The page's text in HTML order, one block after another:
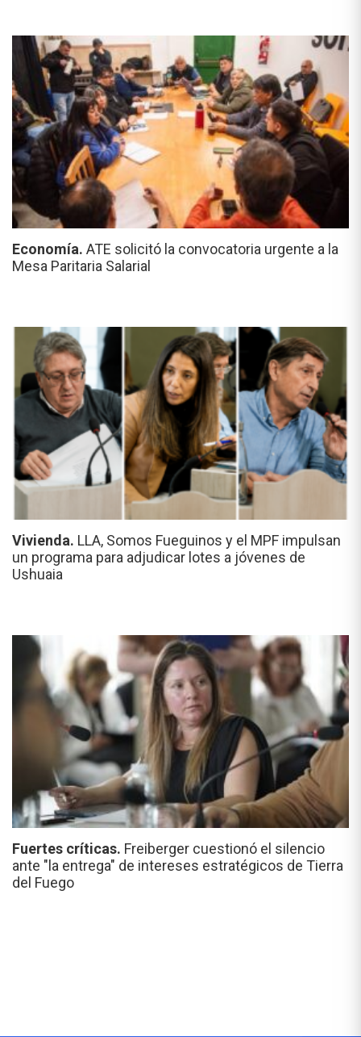
Economía. ATE solicitó la convocatoria urgente a la
Mesa Paritaria Salarial
Vivienda. LLA, Somos Fueguinos y el MPF impulsan
un programa para adjudicar lotes a jóvenes de
Ushuaia
Fuertes críticas. Freiberger cuestionó el silencio
ante "la entrega" de intereses estratégicos de Tierra
del Fuego